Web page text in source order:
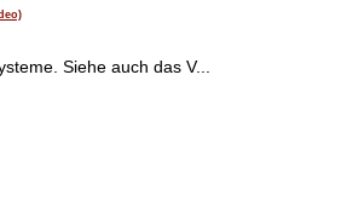
Siehe auch das V...